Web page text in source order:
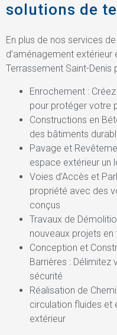
solutions de
En plus de nos services
d’aménagement
Terrassement Saint-
Enrochement :
pour protéger votre
Constructions en
des bâtiments
Pavage et
espace extérieur un
Voies d’Accès et
propriété avec des
conçus
Travaux de
nouveaux projets
Conception et
Barrières :
sécurité
Réalisation de
circulation fluides et
extérieur